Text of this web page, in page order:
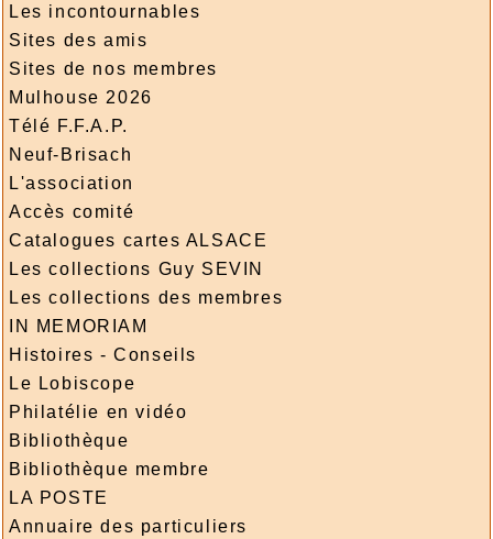
Les incontournables
Sites des amis
Sites de nos membres
Mulhouse 2026
Télé F.F.A.P.
Neuf-Brisach
L'association
Accès comité
Catalogues cartes ALSACE
Les collections Guy SEVIN
Les collections des membres
IN MEMORIAM
Histoires - Conseils
Le Lobiscope
Philatélie en vidéo
Bibliothèque
Bibliothèque membre
LA POSTE
Annuaire des particuliers